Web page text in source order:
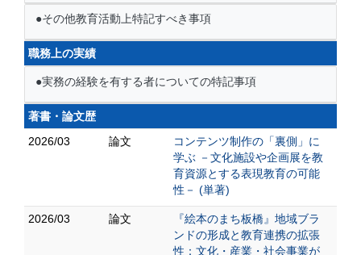
●その他教育活動上特記すべき事項
職務上の実績
●実務の経験を有する者についての特記事項
著書・論文歴
2026/03
論文
コンテンツ制作の「裏側」に
学ぶ －文化施設や企画展を教
育資源とする表現教育の可能
性－ (単著)
2026/03 論文
『絵本のまち板橋』地域ブラ
ンドの形成と教育連携の拡張
性：文化・産業・社会事業が